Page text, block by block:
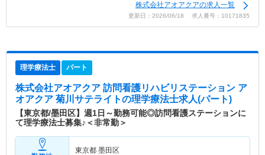
株式会社アオアクアの求人一覧
更新日：2026/06/18 求人番号：10171835
理学療法士 パート
株式会社アオアクア 訪問看護リハビリステーション ア
オアクア 菊川サテライトの理学療法士求人(パート)
【東京都/墨田区】週1日～勤務可能◎訪問看護ステーションに
て理学療法士募集♪＜非常勤＞
東京都 墨田区